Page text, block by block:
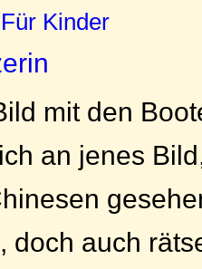
Für Kinder
mit den
an jenes
doch auch